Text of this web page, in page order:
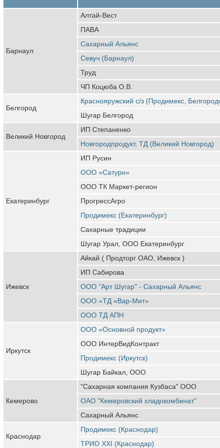
Барнаул
Алтай-Вест
ПАВА
Сахарный Альянс
Севуч (Барнаул)
Труд
ЧП Коцюба О.В.
Белгород
Краснояружский с/з (Продимекс,
Шугар Белгород
Великий Новгород
ИП Степаненко
Новгородпродукт, ТД (Великий Новгород)
Екатеринбург
ИП Русин
ООО «Сатурн»
ООО ТК Маркет-регион
ПрогрессАгро
Продимекс (Екатеринбург)
Сахарные традиции
Шугар Урал, ООО Екатеринбург
Ижевск
Айкай ( Продторг ОАО, Ижевск )
ИП Сабирова
ООО "Арт Шугар" - Сахарный Альянс
ООО «ТД «Вар-Мит»
ООО ТД АПН
Иркутск
ООО «Основной продукт»
ООО ИнтерВидКонтракт
Продимекс (Иркутск)
Шугар Байкал, ООО
Кемерово
"Сахарная компания Кузбаса" ООО
ОАО "Кемеровский хладокомбинат"
Сахарный Альянс
Краснодар
Продимекс (Краснодар)
ТРИО XXI (Краснодар)